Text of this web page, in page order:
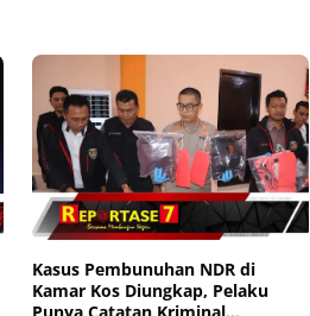
Kasus Pembunuhan NDR di
Kamar Kos Diungkap, Pelaku
Punya Catatan Kriminal